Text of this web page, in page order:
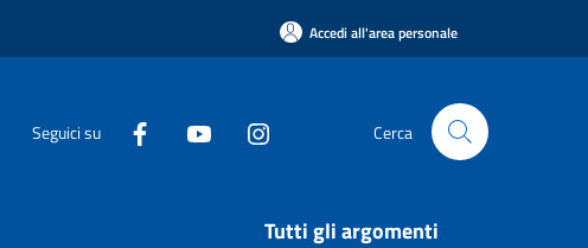
Accedi all'area personale
Seguici su Cerca
Tutti gli argomenti